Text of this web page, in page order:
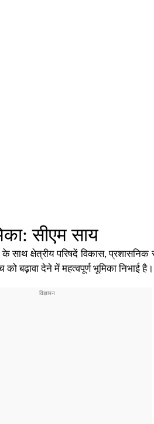
सीएम साय
क्षेत्रीय परिषदें विकास,
बढ़ावा देने में महत्वपूर्ण भूमिका निभाई है।